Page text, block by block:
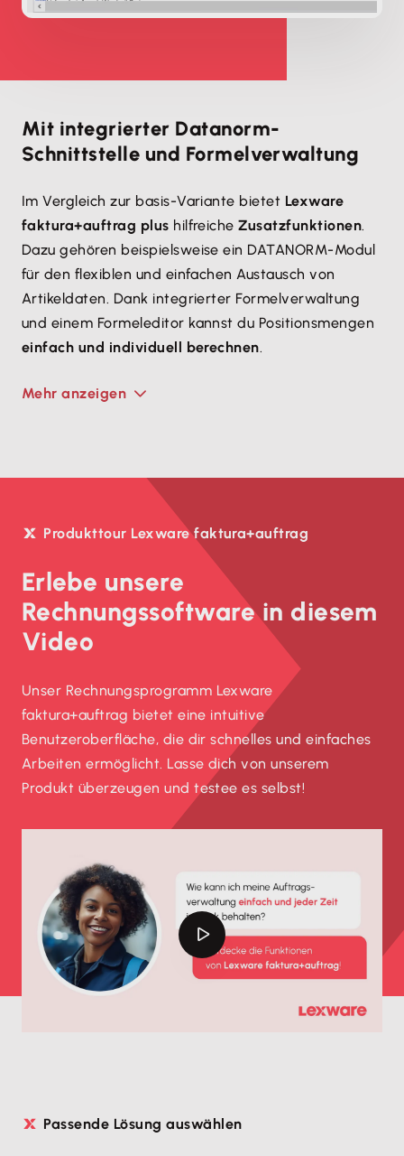
Mit integrierter Datanorm-
Schnittstelle und Formelverwaltung
Im Vergleich zur basis-Variante bietet Lexware
faktura+auftrag plus hilfreicheZusatzfunktionen.
Dazu gehören beispielsweise ein DATANORM-Modul
für den flexiblen und einfachen Austausch von
Artikeldaten. Dank integrierter Formelverwaltung
und einem Formeleditor kannst du Positionsmengen
einfach und individuell berechnen.
Mehr anzeigen
Produkttour Lexware faktura+auftrag
Erlebe unsere
Rechnungssoftware in diesem
Video
Unser Rechnungsprogramm Lexware
faktura+auftrag bietet eine intuitive
Benutzeroberfläche, die dir schnelles und einfaches
Arbeiten ermöglicht. Lasse dich von unserem
Produkt überzeugen und testee es selbst!
Passende Lösung auswählen